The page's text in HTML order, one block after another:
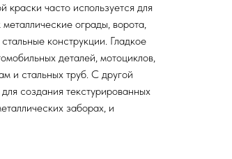
часто используется для
ограды, ворота,
конструкции. Гладкое
деталей, мотоциклов,
и стальных труб. С другой
создания текстурированных
заборах, и